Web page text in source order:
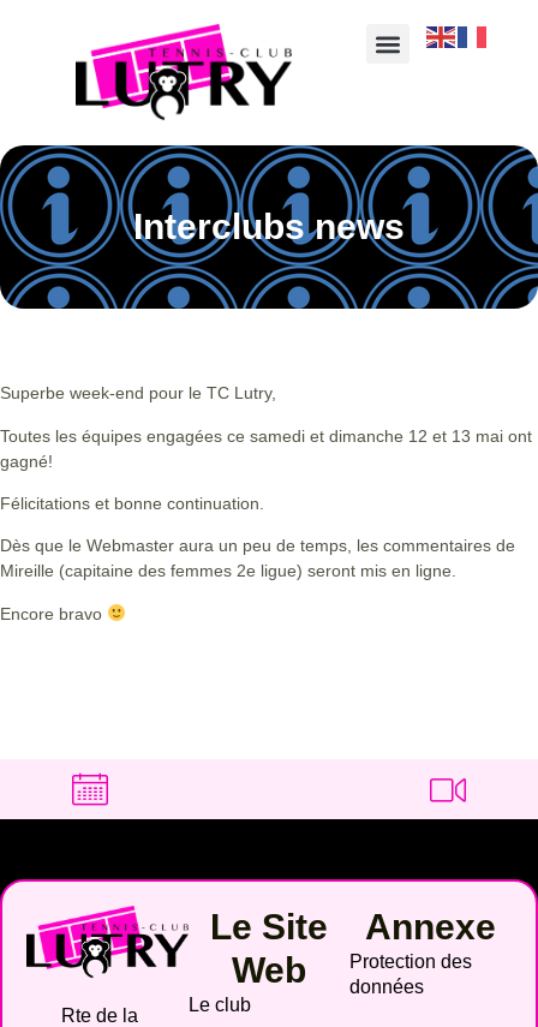
Interclubs news
Superbe week-end pour le TC Lutry,
Toutes les équipes engagées ce samedi et dimanche 12 et 13 mai ont
gagné!
Félicitations et bonne continuation.
Dès que le Webmaster aura un peu de temps, les commentaires de
Mireille (capitaine des femmes 2e ligue) seront mis en ligne.
Encore bravo
Rte de la
Le Site
Web
Le club
Annexe
Protection des
données